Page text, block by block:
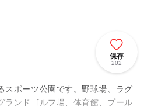
保存
202
スポーツ公園です。野球場、ラグ
ランドゴルフ場、体育館、プール